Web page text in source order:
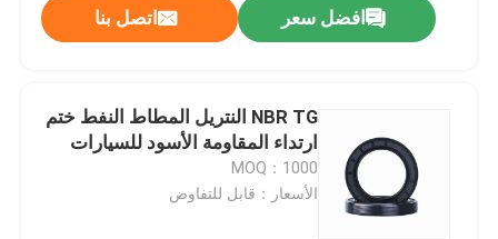
افضل سعر اتصل بنا
NBR TG النتريل المطاط النفط ختم
ارتداء المقاومة الأسود للسيارات
MOQ：1000
الأسعار：قابل للتفاوض